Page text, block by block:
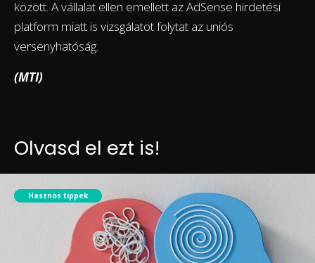
között. A vállalat ellen emellett az AdSense hirdetési
platform miatt is vizsgálatot folytat az uniós
versenyhatóság.
(MTI)
Olvasd el ezt is!
Hasznos tippek